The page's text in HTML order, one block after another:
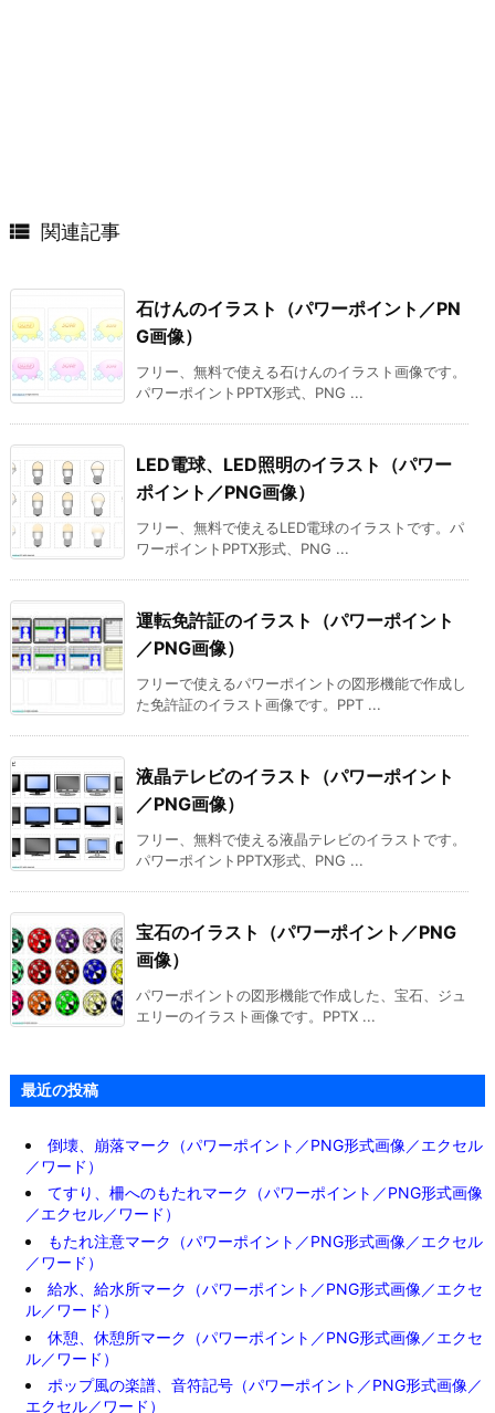
 関連記事
石けんのイラスト（パワーポイント／PN
G画像）
フリー、無料で使える石けんのイラスト画像です。
パワーポイントPPTX形式、PNG ...
LED電球、LED照明のイラスト（パワー
ポイント／PNG画像）
フリー、無料で使えるLED電球のイラストです。パ
ワーポイントPPTX形式、PNG ...
運転免許証のイラスト（パワーポイント
／PNG画像）
フリーで使えるパワーポイントの図形機能で作成し
た免許証のイラスト画像です。PPT ...
液晶テレビのイラスト（パワーポイント
／PNG画像）
フリー、無料で使える液晶テレビのイラストです。
パワーポイントPPTX形式、PNG ...
宝石のイラスト（パワーポイント／PNG
画像）
パワーポイントの図形機能で作成した、宝石、ジュ
エリーのイラスト画像です。PPTX ...
最近の投稿
倒壊、崩落マーク（パワーポイント／PNG形式画像／エクセル
／ワード）
てすり、柵へのもたれマーク（パワーポイント／PNG形式画像
／エクセル／ワード）
もたれ注意マーク（パワーポイント／PNG形式画像／エクセル
／ワード）
給水、給水所マーク（パワーポイント／PNG形式画像／エクセ
ル／ワード）
休憩、休憩所マーク（パワーポイント／PNG形式画像／エクセ
ル／ワード）
ポップ風の楽譜、音符記号（パワーポイント／PNG形式画像／
エクセル／ワード）